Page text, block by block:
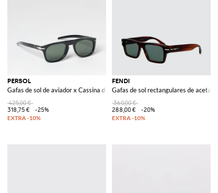
PERSOL
Gafas de sol de aviador x Cassina de acetato con montura de carey
425,00 €
318,75 €
-25%
FENDI
Gafas de sol rectangulares de
360,00 €
288,00 €
-20%